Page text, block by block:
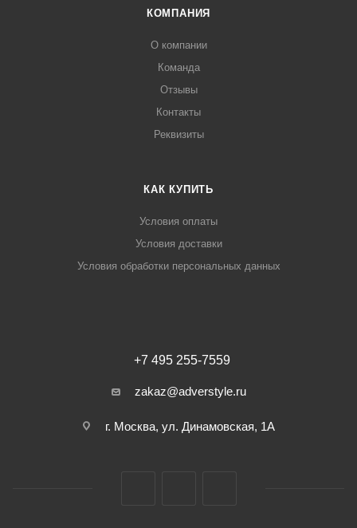
КОМПАНИЯ
О компании
Команда
Отзывы
Контакты
Реквизиты
КАК КУПИТЬ
Условия оплаты
Условия доставки
Условия обработки персональных данных
+7 495 255-7559
zakaz@adverstyle.ru
г. Москва, ул. Динамовская, 1А